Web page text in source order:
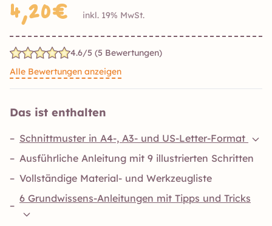
4,20€ inkl. 19% MwSt.
4.6/5 (5 Bewertungen)
Alle Bewertungen anzeigen
Das ist enthalten
– Schnittmuster in A4-, A3- und US-Letter-Format
– Ausführliche Anleitung mit 9 illustrierten Schritten
– Vollständige Material- und Werkzeugliste
–
6 Grundwissens-Anleitungen mit Tipps und Tricks